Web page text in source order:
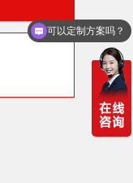
可以定制方案吗？